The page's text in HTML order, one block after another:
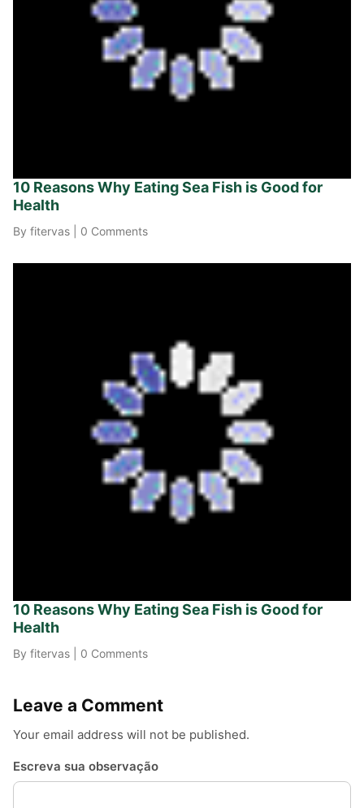
10 Reasons Why Eating Sea Fish is Good for
Health
By fitervas 0 Comments
10 Reasons Why Eating Sea Fish is Good for
Health
By fitervas 0 Comments
Leave a Comment
Your email address will not be published.
Escreva sua observação